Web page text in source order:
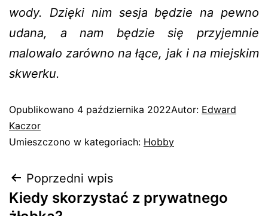
wody. Dzięki nim sesja będzie na pewno
udana, a nam będzie się przyjemnie
malowalo zarówno na łące, jak i na miejskim
skwerku.
Opublikowano 4 października 2022Autor: Edward
Kaczor
Umieszczono w kategoriach: Hobby
Poprzedni wpis
Kiedy skorzystać z prywatnego